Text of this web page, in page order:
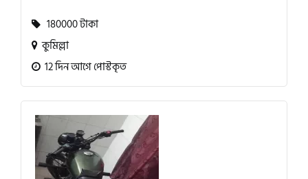
180000 টাকা
কুমিল্লা
12 দিন আগে পোস্টকৃত